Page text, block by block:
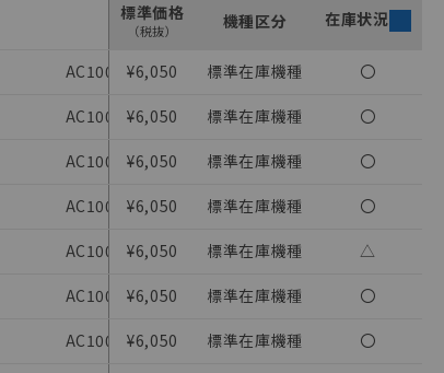
電源電圧 制御出力
標準価格
（税抜） 機種区分 在庫状況
AC100～120V 50/60 Hz(AC) 限時リレー
¥6,050 標準在庫機種 〇
AC100～120V 50/60 Hz(AC) 限時リレー
¥6,050 標準在庫機種 〇
AC100～120V 50/60 Hz(AC) 限時リレー
¥6,050 標準在庫機種 〇
AC100～120V 50/60 Hz(AC) 限時リレー
¥6,050 標準在庫機種 〇
AC100～120V 50/60 Hz(AC) 限時リレー
¥6,050 標準在庫機種 △
AC100～120V 50/60 Hz(AC) 限時リレー
¥6,050 標準在庫機種 〇
AC100～120V 50/60 Hz(AC) 限時リレー
¥6,050 標準在庫機種 〇